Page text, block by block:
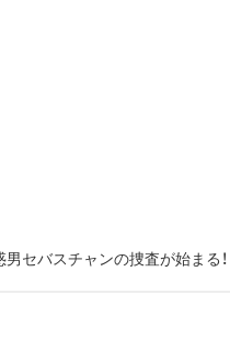
セバスチャンの捜査が始まる！